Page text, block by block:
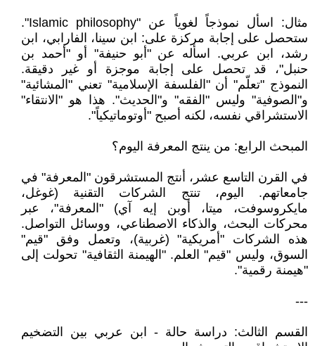
مثال: اسأل نموذجاً لغوياً عن "Islamic philosophy".
ستحصل على إجابة مركزة على: ابن سينا، الفارابي، ابن
رشد، ابن عربي. اسأله عن "أبو حنيفة" أو "أحمد بن
حنبل"، قد تحصل على إجابة موجزة أو غير دقيقة.
النموذج "تعلّم" أن "الفلسفة الإسلامية" تعني "المشائية"
و"الصوفية" وليس "الفقه" و"الحديث". هذا هو "الانتقاء"
الاستشراقي نفسه، لكنه أصبح "أوتوماتيكياً".
المبحث الرابع: من ينتج المعرفة اليوم؟
في القرن التاسع عشر، أنتج المستشرقون "المعرفة" في
جامعاتهم. اليوم، تنتج الشركات التقنية (غوغل،
مايكروسوفت، ميتا، أوبن إيه آي) "المعرفة"، عبر
محركات البحث، والذكاء الاصطناعي، ووسائل التواصل.
هذه الشركات "أمريكية" (غربية)، وتعمل وفق "قيم"
السوق، وليس "قيم" العلم. "الهيمنة الثقافية" تحولت إلى
"هيمنة رقمية".
---
القسم الثالث: دراسة حالة - ابن عربي بين التضخيم